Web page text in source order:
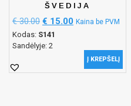
ŠVEDIJA
€30.00 € 15.00 Kaina be PVM
Kodas: S141
Sandėlyje: 2
Į KREPŠELĮ